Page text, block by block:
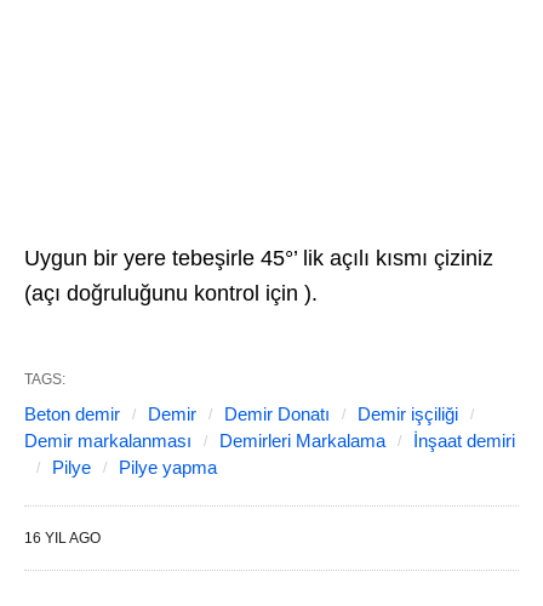
Uygun bir yere tebeşirle 45°’ lik açılı kısmı çiziniz
(açı doğruluğunu kontrol için ).
TAGS:
Beton demir Demir Demir Donatı
Demir işçiliği
Demir markalanması
Demirleri Markalama
İnşaat demiri
Pilye
Pilye yapma
16 YIL AGO